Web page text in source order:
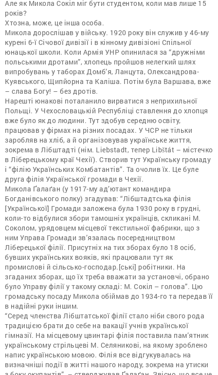
Але як Микола Сокіл міг бути студентом, коли мав лише 15
років?
Хтозна, може, це інша особа.
Микола дорослішав у війську. 1920 року він служив у 46-му
курені 6-ї Січової дивізії і в кінному дивізіоні Спільної
юнацької школи. Коли Армія УНР опинилася за “дружніми
польськими дротами”, хлопець пройшов нелегкий шлях
випробувань у таборах Домб’я, Ланцута, Олександрова-
Куявського, Щипйорна та Каліша. Потім була Варшава, вже
– слава Богу! – без дротів.
Нарешті юнакові поталанило вирватися з неприхильної
Польщі. У Чехословацькій Республіці ставлення до хлопця
вже було як до людини. Тут здобув середню освіту,
працював у фірмах на різних посадах. У ЧСР не тільки
заробляв на хліб, а й організовував українське життя,
зокрема в Лібштадті (нім. Liebstadt, тепер Libštát – містечко
в Ліберецькому краї Чехії). Створив тут Українську громаду
і “філію Українських Комбатантів”. Та очолив їх. Це буле
друга філія Української громади в Чехії.
Микола Ґалаґан (у 1917-му ад’ютант командира
Богданівського полку) згадував: “Лібштадтська філія
[Української] Громади заложена була 1930 року в грудні,
коли-то відбулися збори тамошніх українців, скликані М.
Соколом, урядовцем місцевої текстильної фабрики, що з
ним Управа Громади зв’язалась посередництвом
Ліберецької філії. Присутніх на тих зборах було 18 осіб,
бувших українських вояків, які працювали тут як
промислові й сільсько-господар.[ські] робітники. На
згаданих зборах, що їх треба вважати за установчі, обрано
було Управу філії у такому складі: М. Сокіл – голова”. Цю
громадську посаду Микола обіймав до 1934-го та передав її
в надійні руки іншим.
“Серед членства Лібштатської філії стало ніби свого рода
традицією брати до себе на вакації учнів української
гімназії. На місцевому цвинтарі філія поставила пам’ятник
українському стрільцеві М. Селяникові, на якому зроблено
напис українською мовою. Філія все відгукувалась на
визначніші події в житті нашого народу, зокрема на утиски